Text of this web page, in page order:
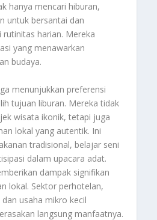
hanya mencari hiburan,
untuk bersantai dan
harian. Mereka
yang menawarkan
budaya.
menunjukkan preferensi
tujuan liburan. Mereka tidak
wisata ikonik, tetapi juga
lokal yang autentik. Ini
tradisional, belajar seni
dalam upacara adat.
dampak signifikan
lokal. Sektor perhotelan,
usaha mikro kecil
langsung manfaatnya.